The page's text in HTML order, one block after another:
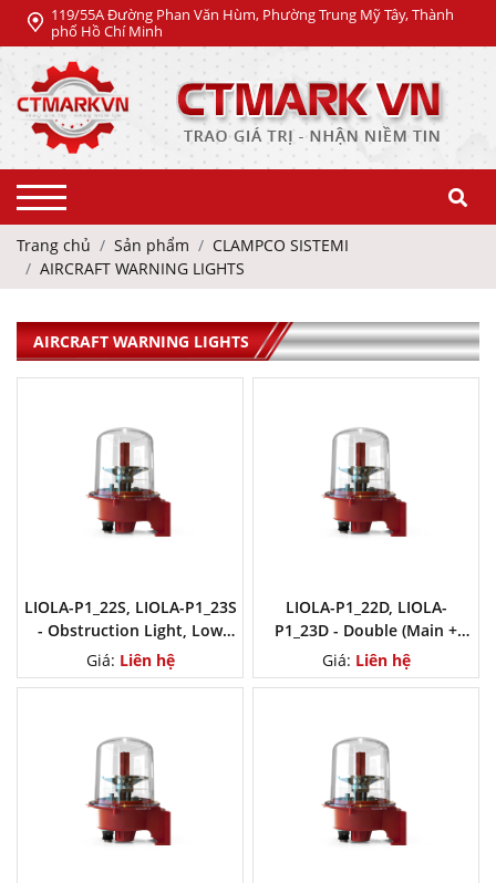
119/55A Đường Phan Văn Hùm, Phường Trung Mỹ Tây, Thành
phố Hồ Chí Minh
Trang chủ Sản phẩm
CLAMPCO SISTEMI
AIRCRAFT WARNING LIGHTS
AIRCRAFT WARNING LIGHTS
LIOLA-P1_22S, LIOLA-P1_23S
- Obstruction Light, Low
Intensity Type A
Giá: Liên hệ
LIOLA-P1_22D, LIOLA-
P1_23D - Double (Main +
Stand-By) Obstruction
Light, Low Intensity Type A
Giá: Liên hệ